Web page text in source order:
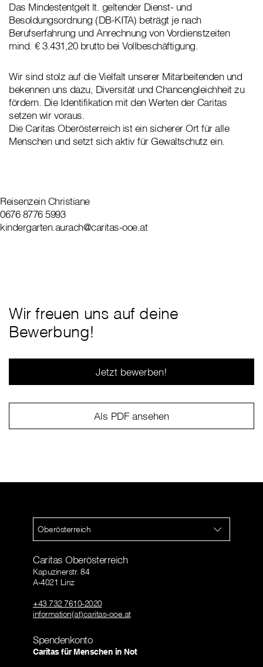
Das Mindestentgelt lt. geltender Dienst- und
Besoldungsordnung (DB-KITA) beträgt je nach
Berufserfahrung und Anrechnung von Vordienstzeiten
mind. € 3.431,20 brutto bei Vollbeschäftigung.
Wir sind stolz auf die Vielfalt unserer Mitarbeitenden und
bekennen uns dazu, Diversität und Chancengleichheit zu
fördern. Die Identifikation mit den Werten der Caritas
setzen wir voraus.
Die Caritas Oberösterreich ist ein sicherer Ort für alle
Menschen und setzt sich aktiv für Gewaltschutz ein.
Reisenzein Christiane
0676 8776 5993
kindergarten.aurach@caritas-ooe.at
Wir freuen uns auf deine
Bewerbung!
Jetzt bewerben!
Als PDF ansehen
Oberösterreich
Caritas Oberösterreich
Kapuzinerstr. 84
A-4021 Linz
+43 732 7610-2020
information(at)caritas-ooe.at
Spendenkonto
Caritas für Menschen in Not